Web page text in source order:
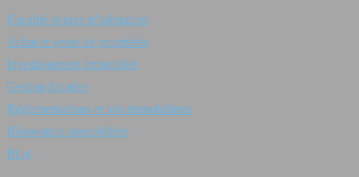
Fiscalité et taxe d’habitation
Achat et vente de propriétés
Investissement immobilier
Gestion locative
Réglementations et lois immobilières
Rénovation immobilière
Blog